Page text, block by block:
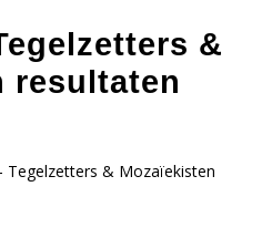
&
resultaten
Tegelzetters & Mozaïekisten